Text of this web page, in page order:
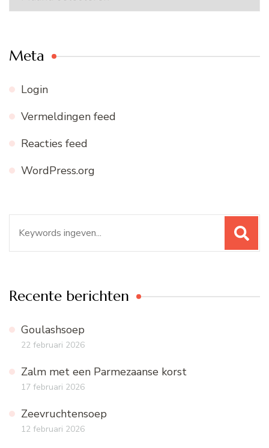
archief
Meta
Login
Vermeldingen feed
Reacties feed
WordPress.org
naar:
Recente berichten
Goulashsoep
22 februari 2026
Zalm met een Parmezaanse korst
17 februari 2026
Zeevruchtensoep
12 februari 2026